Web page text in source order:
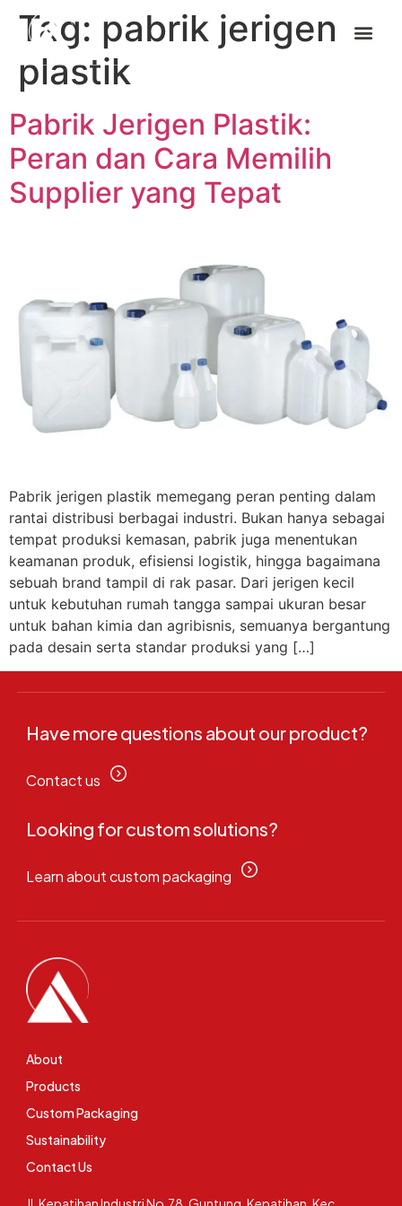
Tag: pabrik jerigen
plastik
Pabrik Jerigen Plastik:
Peran dan Cara Memilih
Supplier yang Tepat
Pabrik jerigen plastik memegang peran penting dalam
rantai distribusi berbagai industri. Bukan hanya sebagai
tempat produksi kemasan, pabrik juga menentukan
keamanan produk, efisiensi logistik, hingga bagaimana
sebuah brand tampil di rak pasar. Dari jerigen kecil
untuk kebutuhan rumah tangga sampai ukuran besar
untuk bahan kimia dan agribisnis, semuanya bergantung
pada desain serta standar produksi yang […]
Have more questions about our product?
Contact us
Looking for custom solutions?
Learn about custom packaging
About
Products
Custom Packaging
Sustainability
Contact Us